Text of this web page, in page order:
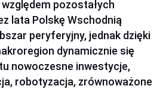
pozostałych
lata Polskę Wschodnią
peryferyjny, jednak dzięki
dynamicznie się
nowoczesne inwestycje,
robotyzacja, zrównoważone